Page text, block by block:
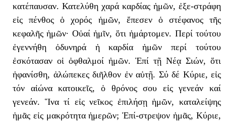
κατέπαυσαν. Κατελύθη χαρά καρδίας ἡμῶν, ἐξε-στράφη
εἰς πένθος ὁ χορός ἡμῶν, ἔπεσεν ὁ στέφανος τῆς
κεφαλῆς ἡμῶν· Οὐαί ἡμῖν, ὅτι ἡμάρτομεν. Περί τούτου
ἐγεννήθη ὀδυνηρά ἡ καρδία ἡμῶν περί τούτου
ἐσκότασαν οἱ ὀφθαλμοί ἠμῶν. Ἐπί τῇ Νέᾳ Σιών, ὅτι
ἠφανίσθη, ἀλώπεκες διῆλθον ἐν αὐτῇ. Σύ δέ Κύριε, εἰς
τόν αἰώνα κατοικεῖς, ὁ θρόνος σου εἰς γενεάν καί
γενεάν. Ἵνα τί εἰς νεῖκος ἐπιλήσῃ ἡμῶν, καταλείψης
ἡμᾶς εἰς μακρότητα ἡμερῶν; Ἐπί-στρεψον ἡμᾶς, Κύριε,